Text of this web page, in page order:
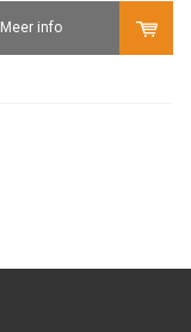
Meer info